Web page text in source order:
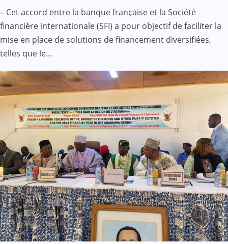
– Cet accord entre la banque française et la Société
financière internationale (SFI) a pour objectif de faciliter la
mise en place de solutions de financement diversifiées,
telles que le…